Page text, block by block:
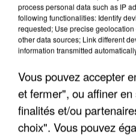
APRÈS TOUTES CES
DE FAUNE SAUVAGE
process personal data such as IP
following functionalities: Identify
requested; Use precise
other data sources; Link different
information transmitted
Vous pouvez accepter
et fermer", ou affiner
finalités et/ou
choix". Vous pouvez